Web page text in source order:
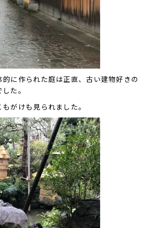
に作られた庭は正直、古い建物好きの
た。
がけも見られました。